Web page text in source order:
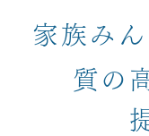
ご負担が一部変
なお、ベース
乗せ分は、す
賃上げに充てら
患者さまには
家族み
質の